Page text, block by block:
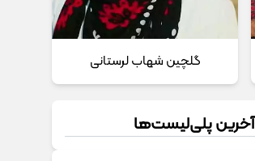
گلچین شهاب لرستانی
آخرین پلی‌لیست‌ها